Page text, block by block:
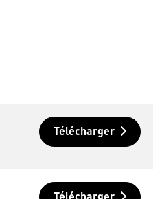
Télécharger